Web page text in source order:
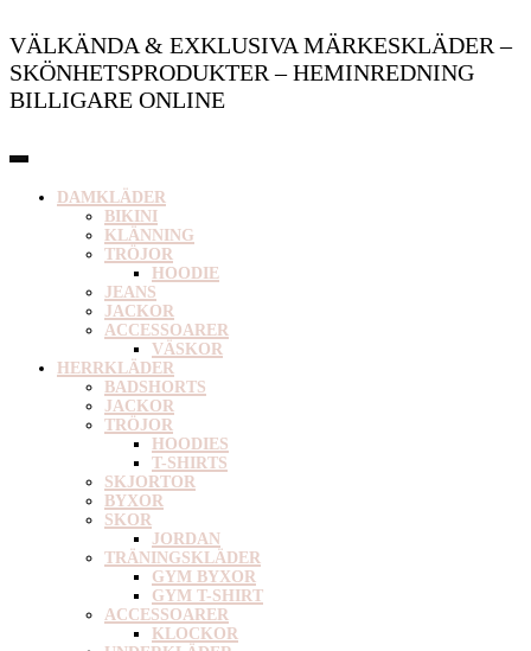
VÄLKÄNDA & EXKLUSIVA MÄRKESKLÄDER –
SKÖNHETSPRODUKTER – HEMINREDNING
BILLIGARE ONLINE
DAMKLÄDER
BIKINI
KLÄNNING
TRÖJOR
HOODIE
JEANS
JACKOR
ACCESSOARER
VÄSKOR
HERRKLÄDER
BADSHORTS
JACKOR
TRÖJOR
HOODIES
T-SHIRTS
SKJORTOR
BYXOR
SKOR
JORDAN
TRÄNINGSKLÄDER
GYM BYXOR
GYM T-SHIRT
ACCESSOARER
KLOCKOR